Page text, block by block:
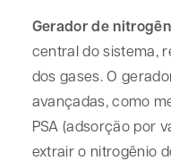
Gerador de
central do sistema,
dos gases. O
avançadas, como
PSA (adsorção por
extrair o nitrogênio